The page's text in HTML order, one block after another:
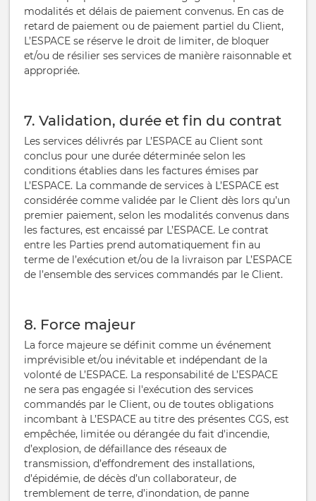
modalités et délais de paiement convenus. En cas de
retard de paiement ou de paiement partiel du Client,
L’ESPACE se réserve le droit de limiter, de bloquer
et/ou de résilier ses services de manière raisonnable et
appropriée.
7. Validation, durée et fin du contrat
Les services délivrés par L’ESPACE au Client sont
conclus pour une durée déterminée selon les
conditions établies dans les factures émises par
L’ESPACE. La commande de services à L’ESPACE est
considérée comme validée par le Client dès lors qu’un
premier paiement, selon les modalités convenus dans
les factures, est encaissé par L’ESPACE. Le contrat
entre les Parties prend automatiquement fin au
terme de l’exécution et/ou de la livraison par L’ESPACE
de l’ensemble des services commandés par le Client.
8. Force majeur
La force majeure se définit comme un événement
imprévisible et/ou inévitable et indépendant de la
volonté de L’ESPACE. La responsabilité de L’ESPACE
ne sera pas engagée si l'exécution des services
commandés par le Client, ou de toutes obligations
incombant à L’ESPACE au titre des présentes CGS, est
empêchée, limitée ou dérangée du fait d'incendie,
d’explosion, de défaillance des réseaux de
transmission, d’effondrement des installations,
d’épidémie, de décès d’un collaborateur, de
tremblement de terre, d’inondation, de panne